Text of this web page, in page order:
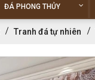
ĐÁ PHONG THỦY
Tranh đá tự nhiên